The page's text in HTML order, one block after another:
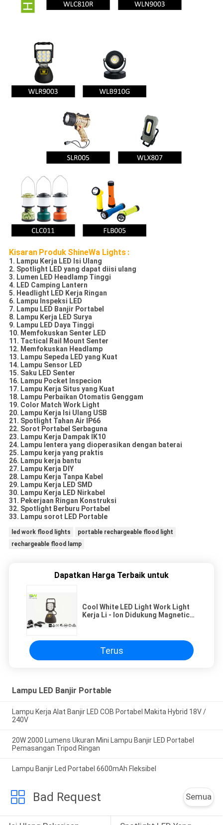
Kisaran Produk ShineWa Lights :
1. Lampu Kerja LED Isi Ulang
2. Spotlight LED yang dapat diisi ulang
3. Lumen LED Headlamp Tinggi
4. LED Camping Lantern
5. Headlight LED Kerja Ringan
6. Lampu Inspeksi LED
7. Lampu LED Banjir Portabel
8. Lampu Kerja LED Surya
9. Lampu LED Daya Tinggi
10. Memfokuskan Senter LED
11. Tactical Rail Mount Senter
12. Memfokuskan Headlamp
13. Lampu Sepeda LED yang Kuat
14. Lampu Sensor LED
15. Saku LED Senter
16. Lampu Pocket Inspecion
17. Lampu Kerja Situs yang Kuat
18. Lampu Perbaikan Otomatis Genggam
19. Color Match Work Light
20. Lampu Kerja Isi Ulang USB
21. Spotlight Tahan Air IP66
22. Sorot Portabel Serbaguna
23. Lampu Kerja Dampak IK10
24. Lampu lentera yang dioperasikan dengan baterai
25. Lampu kerja yang praktis
26. Lampu kerja bantu
27. Lampu Kerja DIY
28. Lampu Kerja Tanpa Kabel
29. Lampu Kerja LED SMD
30. Lampu Kerja LED Nirkabel
31. Pekerjaan Ringan Konstruksi
32. Spotlight Berburu Portabel
33. Lampu sorot LED Portable
led work flood lights
portable rechargeable flood light
rechargeable flood lamp
Dapatkan Harga Terbaik untuk
Cool White LED Light Work Light
Kerja Li - Ion Didukung Magnetic
Terus
Lampu LED Banjir Portable
Lampu Kerja Alat Banjir LED COB Portabel Makita Hybrid 18V /
240V
20W 2000 Lumens Ukuran Mini Lampu Banjir LED Portabel
Pemasangan Tripod Ringan
Lampu Banjir Led Portabel 6600mAh Fleksibel
Bad Request Semua